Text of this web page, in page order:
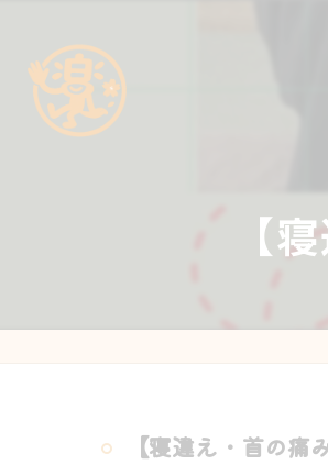
【
【寝違え・首の痛